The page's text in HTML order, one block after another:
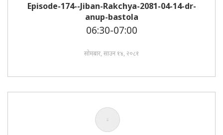
Episode-174--Jiban-Rakchya-2081-04-14-dr-
anup-bastola
06:30-07:00
सोमबार, साउन १४, २०८१